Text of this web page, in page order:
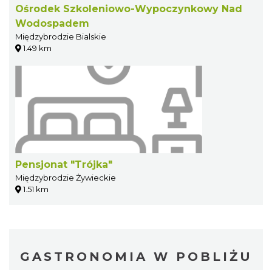
Ośrodek Szkoleniowo-Wypoczynkowy Nad
Wodospadem
Międzybrodzie Bialskie
1.49 km
Pensjonat "Trójka"
Międzybrodzie Żywieckie
1.51 km
GASTRONOMIA W POBLIŻU